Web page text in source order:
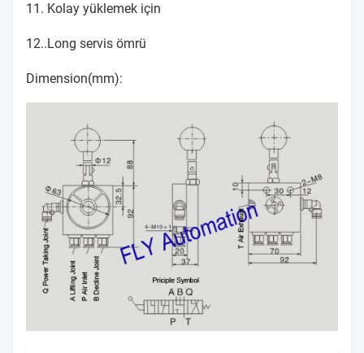
11. Kolay yüklemek için
12..Long servis ömrü
Dimension(mm):